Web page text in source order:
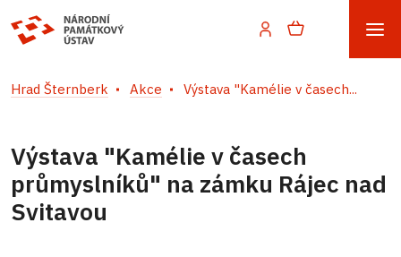
Hrad Šternberk Akce Výstava "Kamélie v časech...
Výstava "Kamélie v časech
průmyslníků" na zámku Rájec nad
Svitavou